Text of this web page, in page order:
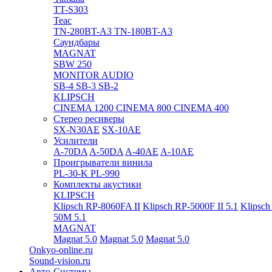
TT-S303
Teac
TN-280BT-A3 TN-180BT-A3
Саундбары
MAGNAT
SBW 250
MONITOR AUDIO
SB-4 SB-3 SB-2
KLIPSCH
CINEMA 1200 CINEMA 800 CINEMA 400
Стерео ресиверы
SX-N30AE SX-10AE
Усилители
A-70DA A-50DA A-40AE A-10AE
Проигрыватели винила
PL-30-K PL-990
Комплекты акустики
KLIPSCH
Klipsch RP-8060FA II Klipsch RP-5000F II 5.1 Klipsch
50M 5.1
MAGNAT
Magnat 5.0 Magnat 5.0 Magnat 5.0
Onkyo-online.ru
Sound-vision.ru